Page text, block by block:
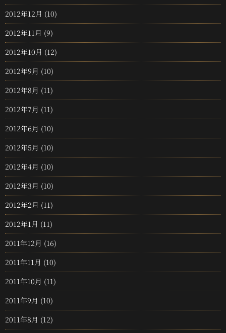
2012年12月 (10)
2012年11月 (9)
2012年10月 (12)
2012年9月 (10)
2012年8月 (11)
2012年7月 (11)
2012年6月 (10)
2012年5月 (10)
2012年4月 (10)
2012年3月 (10)
2012年2月 (11)
2012年1月 (11)
2011年12月 (16)
2011年11月 (10)
2011年10月 (11)
2011年9月 (10)
2011年8月 (12)